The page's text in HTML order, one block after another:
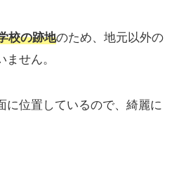
校の跡地のため、地元以外の
せん。
に位置しているので、綺麗に